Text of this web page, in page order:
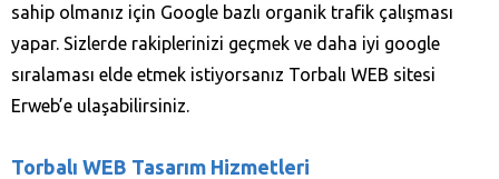
sahip olmanız için Google bazlı organik trafik çalışması
yapar. Sizlerde rakiplerinizi geçmek ve daha iyi google
sıralaması elde etmek istiyorsanız Torbalı WEB sitesi
Erweb’e ulaşabilirsiniz.
Torbalı WEB Tasarım Hizmetleri